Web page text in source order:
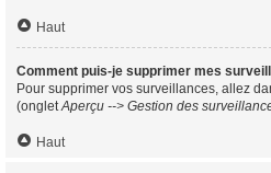
Haut
Comment puis-je supprimer mes
Pour supprimer vos surveillances, allez
(ongletAperçu --> Gestion des
Haut